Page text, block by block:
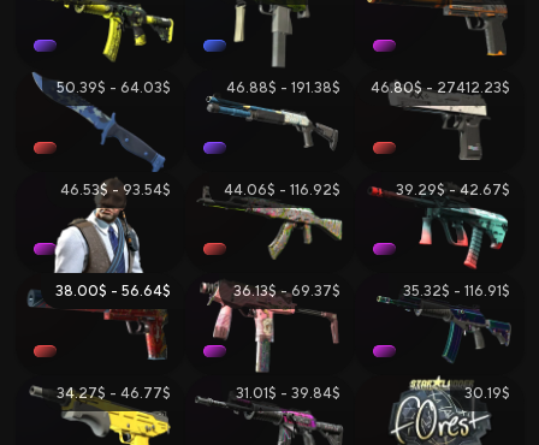
50.39$ - 64.03$ 46.88$ - 191.38$ 46.80$ - 27412.23$
46.53$ - 93.54$ 44.06$ - 116.92$ 39.29$ - 42.67$
38.00$ - 56.64$ 36.13$ - 69.37$ 35.32$ - 116.91$
34.27$ - 46.77$ 31.01$ - 39.84$ 30.19$